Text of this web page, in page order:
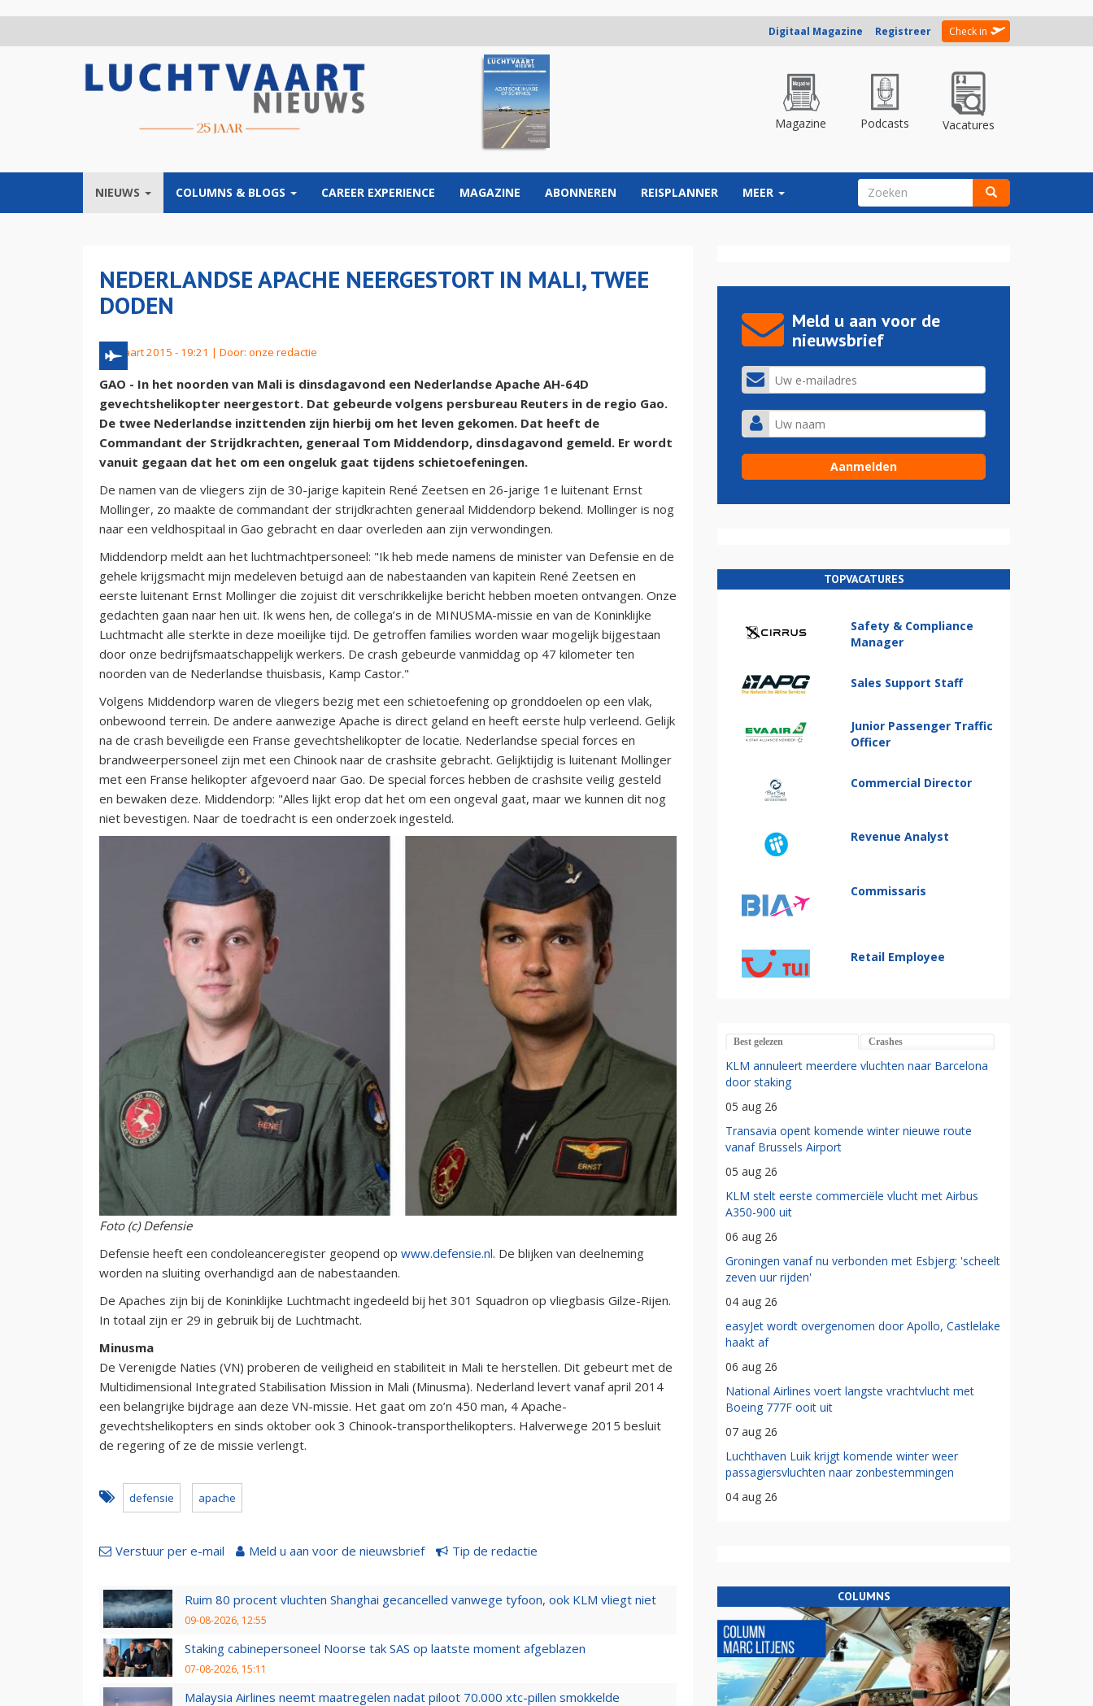
Digitaal Magazine Registreer Check in
Magazine Podcasts Vacatures
NIEUWS COLUMNS & BLOGS CAREER EXPERIENCE MAGAZINE ABONNEREN REISPLANNER MEER ZOEKVELD
NEDERLANDSE APACHE NEERGESTORT IN MALI, TWEE
DODEN
17 maart 2015 - 19:21 | Door: onze redactie
GAO - In het noorden van Mali is dinsdagavond een Nederlandse Apache AH-64D
gevechtshelikopter neergestort. Dat gebeurde volgens persbureau Reuters in de regio Gao.
De twee Nederlandse inzittenden zijn hierbij om het leven gekomen. Dat heeft de
Commandant der Strijdkrachten, generaal Tom Middendorp, dinsdagavond gemeld. Er wordt
vanuit gegaan dat het om een ongeluk gaat tijdens schietoefeningen.
De namen van de vliegers zijn de 30-jarige kapitein René Zeetsen en 26-jarige 1e luitenant Ernst
Mollinger, zo maakte de commandant der strijdkrachten generaal Middendorp bekend. Mollinger is nog
naar een veldhospitaal in Gao gebracht en daar overleden aan zijn verwondingen.
Middendorp meldt aan het luchtmachtpersoneel: "Ik heb mede namens de minister van Defensie en de
gehele krijgsmacht mijn medeleven betuigd aan de nabestaanden van kapitein René Zeetsen en
eerste luitenant Ernst Mollinger die zojuist dit verschrikkelijke bericht hebben moeten ontvangen. Onze
gedachten gaan naar hen uit. Ik wens hen, de collega’s in de MINUSMA-missie en van de Koninklijke
Luchtmacht alle sterkte in deze moeilijke tijd. De getroffen families worden waar mogelijk bijgestaan
door onze bedrijfsmaatschappelijk werkers. De crash gebeurde vanmiddag op 47 kilometer ten
noorden van de Nederlandse thuisbasis, Kamp Castor."
Volgens Middendorp waren de vliegers bezig met een schietoefening op gronddoelen op een vlak,
onbewoond terrein. De andere aanwezige Apache is direct geland en heeft eerste hulp verleend. Gelijk
na de crash beveiligde een Franse gevechtshelikopter de locatie. Nederlandse special forces en
brandweerpersoneel zijn met een Chinook naar de crashsite gebracht. Gelijktijdig is luitenant Mollinger
met een Franse helikopter afgevoerd naar Gao. De special forces hebben de crashsite veilig gesteld
en bewaken deze. Middendorp: "Alles lijkt erop dat het om een ongeval gaat, maar we kunnen dit nog
niet bevestigen. Naar de toedracht is een onderzoek ingesteld.
Foto (c) Defensie
Defensie heeft een condoleanceregister geopend op www.defensie.nl. De blijken van deelneming
worden na sluiting overhandigd aan de nabestaanden.
De Apaches zijn bij de Koninklijke Luchtmacht ingedeeld bij het 301 Squadron op vliegbasis Gilze-Rijen.
In totaal zijn er 29 in gebruik bij de Luchtmacht.
Minusma
De Verenigde Naties (VN) proberen de veiligheid en stabiliteit in Mali te herstellen. Dit gebeurt met de
Multidimensional Integrated Stabilisation Mission in Mali (Minusma). Nederland levert vanaf april 2014
een belangrijke bijdrage aan deze VN-missie. Het gaat om zo’n 450 man, 4 Apache-
gevechtshelikopters en sinds oktober ook 3 Chinook-transporthelikopters. Halverwege 2015 besluit
de regering of ze de missie verlengt.
defensie apache
Verstuur per e-mail Meld u aan voor de nieuwsbrief Tip de redactie
Ruim 80 procent vluchten Shanghai gecancelled vanwege tyfoon, ook KLM vliegt niet
09-08-2026, 12:55
Staking cabinepersoneel Noorse tak SAS op laatste moment afgeblazen
07-08-2026, 15:11
Malaysia Airlines neemt maatregelen nadat piloot 70.000 xtc-pillen smokkelde
Meld u aan voor de
nieuwsbrief
TOPVACATURES
Safety & Compliance
Manager
Sales Support Staff
Junior Passenger Traffic
Officer
Commercial Director
Revenue Analyst
Commissaris
Retail Employee
Best gelezen Crashes
KLM annuleert meerdere vluchten naar Barcelona
door staking
05 aug 26
Transavia opent komende winter nieuwe route
vanaf Brussels Airport
05 aug 26
KLM stelt eerste commerciële vlucht met Airbus
A350-900 uit
06 aug 26
Groningen vanaf nu verbonden met Esbjerg: 'scheelt
zeven uur rijden'
04 aug 26
easyJet wordt overgenomen door Apollo, Castlelake
haakt af
06 aug 26
National Airlines voert langste vrachtvlucht met
Boeing 777F ooit uit
07 aug 26
Luchthaven Luik krijgt komende winter weer
passagiersvluchten naar zonbestemmingen
04 aug 26
COLUMNS